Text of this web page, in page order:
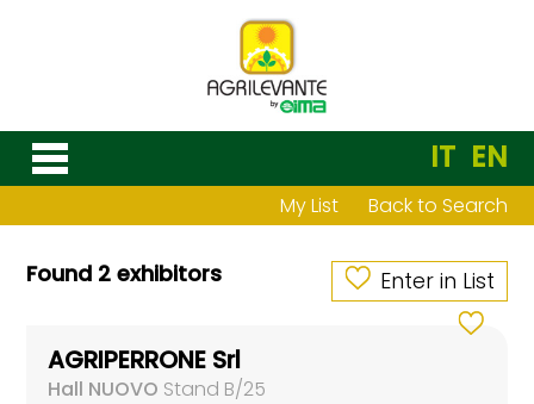
IT EN
My List Back to Search
Found 2 exhibitors Enter in List
AGRIPERRONE Srl
Hall NUOVO Stand B/25